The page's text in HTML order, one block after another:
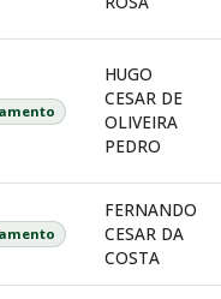
HUGO
CESAR DE
OLIVEIRA
PEDRO
FERNANDO
CESAR DA
COSTA